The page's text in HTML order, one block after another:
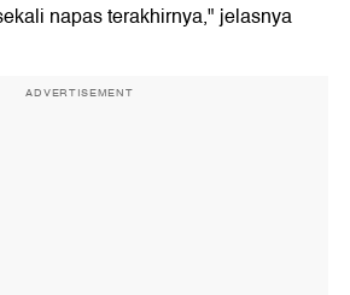
napas terakhirnya," jelasnya
ADVERTISEMENT